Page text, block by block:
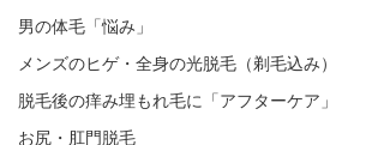
男の体毛「悩み」
メンズのヒゲ・全身の光脱毛（剃毛込み）
脱毛後の痒み埋もれ毛に「アフターケア」
お尻・肛門脱毛